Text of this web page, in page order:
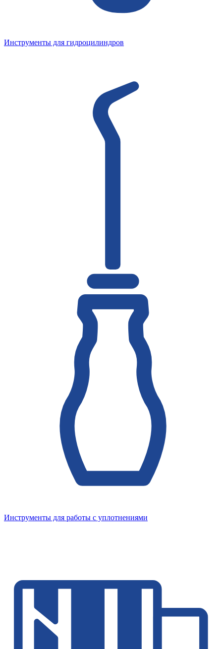
Инструменты для гидроцилиндров
Инструменты для работы с уплотнениями